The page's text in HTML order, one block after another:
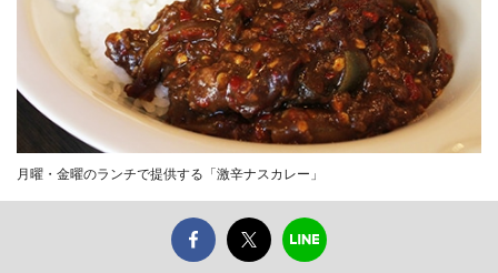
月曜・金曜のランチで提供する「激辛ナスカレー」